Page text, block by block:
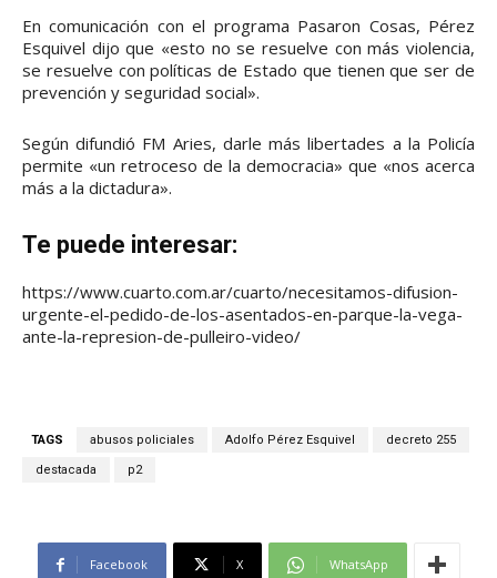
En comunicación con el programa Pasaron Cosas, Pérez
Esquivel dijo que «esto no se resuelve con más violencia,
se resuelve con políticas de Estado que tienen que ser de
prevención y seguridad social».
Según difundió FM Aries, darle más libertades a la Policía
permite «un retroceso de la democracia» que «nos acerca
más a la dictadura».
Te puede interesar:
https://www.cuarto.com.ar/cuarto/necesitamos-difusion-
urgente-el-pedido-de-los-asentados-en-parque-la-vega-
ante-la-represion-de-pulleiro-video/
TAGS abusos policiales Adolfo Pérez Esquivel decreto 255
destacada p2
Facebook X WhatsApp